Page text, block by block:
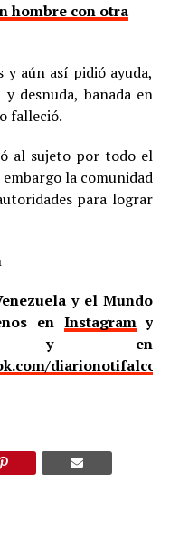
hombre con otra
y aún así pidió ayuda,
desnuda, bañada en
falleció.
al sujeto por todo el
la comunidad
para lograr
y el Mundo
en Instagramy
en